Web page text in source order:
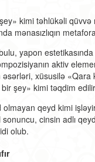
kimi təhlükəli
mənasızlıqın
yapon
aktiv
xüsusilə «Qara
şey» kimi təqdim
olmayan qeyd kimi
cinsin adlı
olub.